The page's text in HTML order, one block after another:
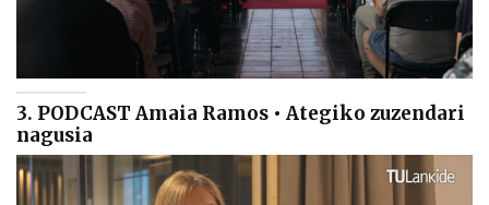
3. PODCAST Amaia Ramos • Ategiko zuzendari
nagusia